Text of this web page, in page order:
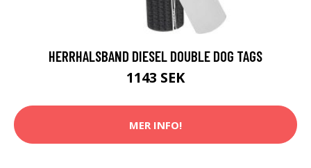
HERRHALSBAND DIESEL DOUBLE DOG TAGS
1143 SEK
MER INFO!